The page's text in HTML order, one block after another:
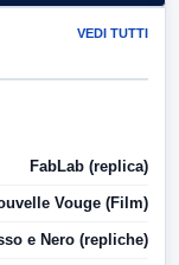
VEDI TUTTI
FabLab (replica)
Vouge (Film)
e Nero (repliche)